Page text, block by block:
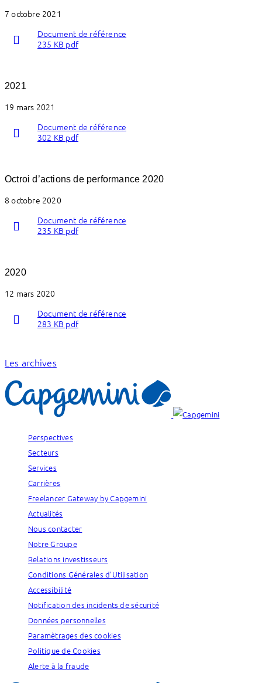
7 octobre 2021
Document de référence
235 KB pdf
2021
19 mars 2021
Document de référence
302 KB pdf
Octroi d’actions de performance 2020
8 octobre 2020
Document de référence
235 KB pdf
2020
12 mars 2020
Document de référence
283 KB pdf
Les archives
Perspectives
Secteurs
Services
Carrières
Freelancer Gateway by Capgemini
Actualités
Nous contacter
Notre Groupe
Relations investisseurs
Conditions Générales d’Utilisation
Accessibilité
Notification des incidents de sécurité
Données personnelles
Paramètrages des cookies
Politique de Cookies
Alerte à la fraude